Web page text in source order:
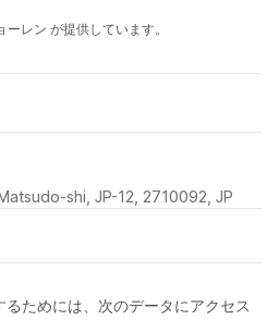
レン が提供しています。
shi, JP-12, 2710092, JP
ためには、次のデータにアクセス